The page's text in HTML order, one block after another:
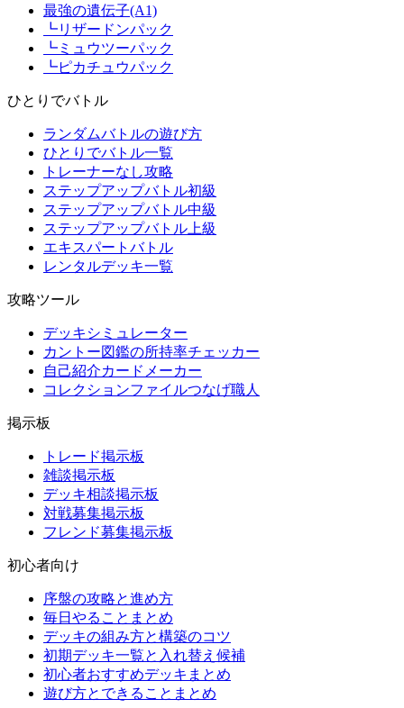
最強の遺伝子(A1)
┗リザードンパック
┗ミュウツーパック
┗ピカチュウパック
ひとりでバトル
ランダムバトルの遊び方
ひとりでバトル一覧
トレーナーなし攻略
ステップアップバトル初級
ステップアップバトル中級
ステップアップバトル上級
エキスパートバトル
レンタルデッキ一覧
攻略ツール
デッキシミュレーター
カントー図鑑の所持率チェッカー
自己紹介カードメーカー
コレクションファイルつなげ職人
掲示板
トレード掲示板
雑談掲示板
デッキ相談掲示板
対戦募集掲示板
フレンド募集掲示板
初心者向け
序盤の攻略と進め方
毎日やることまとめ
デッキの組み方と構築のコツ
初期デッキ一覧と入れ替え候補
初心者おすすめデッキまとめ
遊び方とできることまとめ